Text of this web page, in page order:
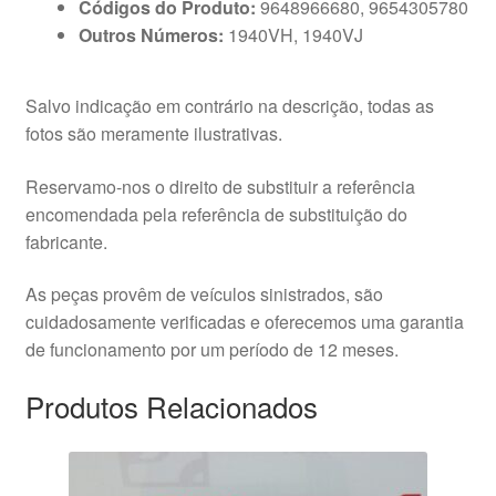
Códigos do Produto: 9648966680, 9654305780
Outros Números: 1940VH, 1940VJ
Salvo indicação em contrário na descrição, todas as
fotos são meramente ilustrativas.
Reservamo-nos o direito de substituir a referência
encomendada pela referência de substituição do
fabricante.
As peças provêm de veículos sinistrados, são
cuidadosamente verificadas e oferecemos uma garantia
de funcionamento por um período de 12 meses.
Produtos Relacionados